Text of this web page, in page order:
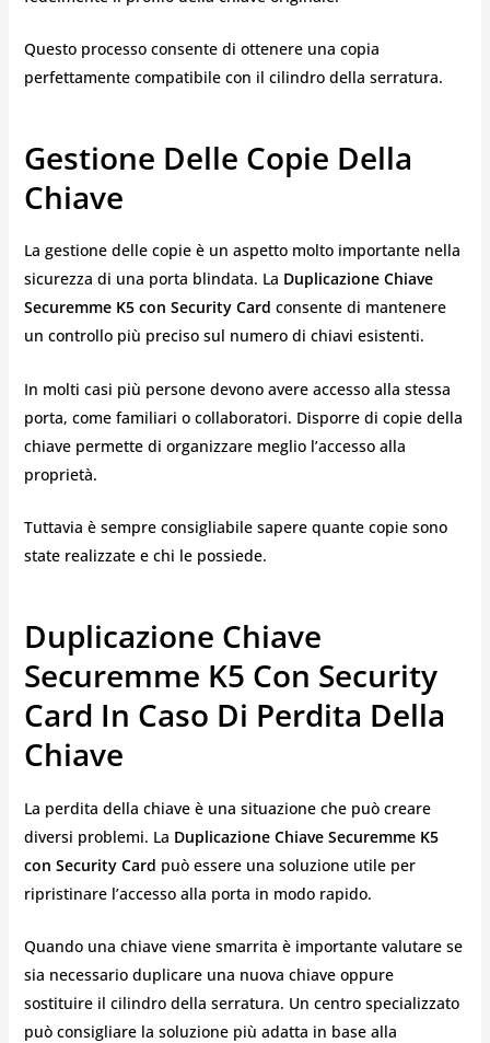
Questo processo consente di ottenere una copia
perfettamente compatibile con il cilindro della serratura.
Gestione Delle Copie Della
Chiave
La gestione delle copie è un aspetto molto importante nella
sicurezza di una porta blindata. La Duplicazione Chiave
Securemme K5 con Security Card consente di mantenere
un controllo più preciso sul numero di chiavi esistenti.
In molti casi più persone devono avere accesso alla stessa
porta, come familiari o collaboratori. Disporre di copie della
chiave permette di organizzare meglio l’accesso alla
proprietà.
Tuttavia è sempre consigliabile sapere quante copie sono
state realizzate e chi le possiede.
Duplicazione Chiave
Securemme K5 Con Security
Card In Caso Di Perdita Della
Chiave
La perdita della chiave è una situazione che può creare
diversi problemi. La Duplicazione Chiave Securemme K5
con Security Card può essere una soluzione utile per
ripristinare l’accesso alla porta in modo rapido.
Quando una chiave viene smarrita è importante valutare se
sia necessario duplicare una nuova chiave oppure
sostituire il cilindro della serratura. Un centro specializzato
può consigliare la soluzione più adatta in base alla